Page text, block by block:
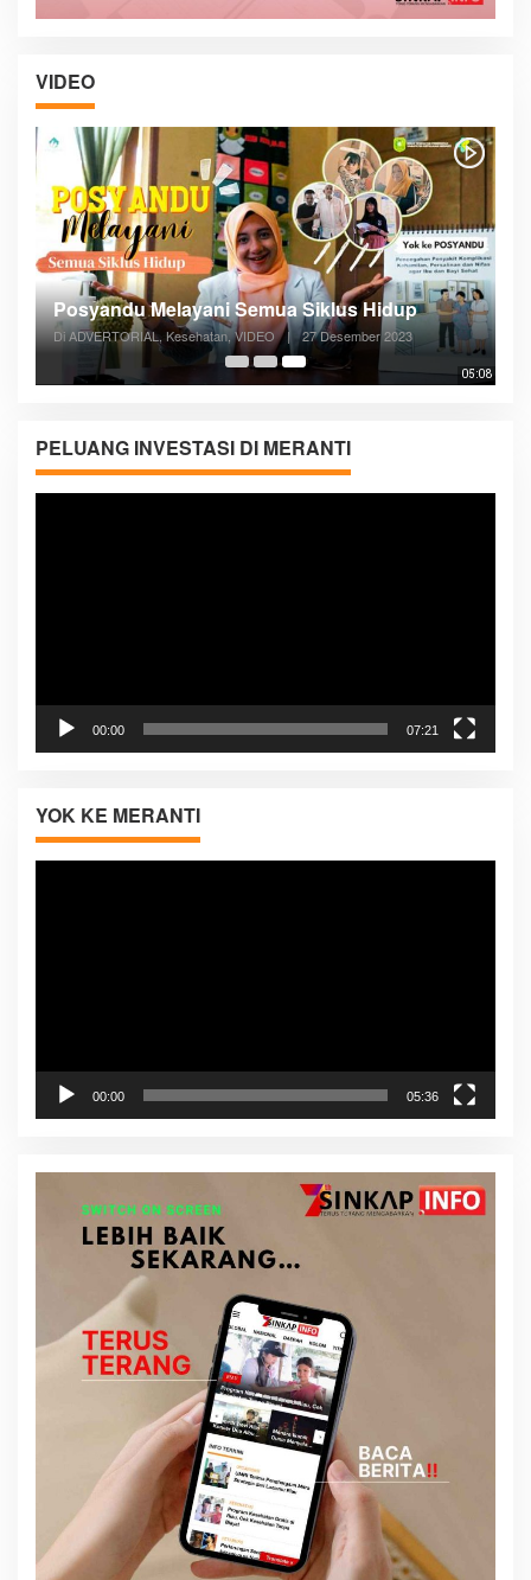
VIDEO
05:08
Posyandu Melayani Semua Siklus Hidup
Di ADVERTORIAL, Kesehatan, VIDEO | 27 Desember 2023
PELUANG INVESTASI DI MERANTI
00:00 07:21
YOK KE MERANTI
Pemutar
00:00 05:36